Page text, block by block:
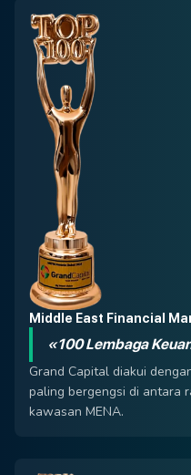
Middle East Financial
«100 Lembaga
Grand Capital diakui
paling bergengsi di antara
kawasan MENA.